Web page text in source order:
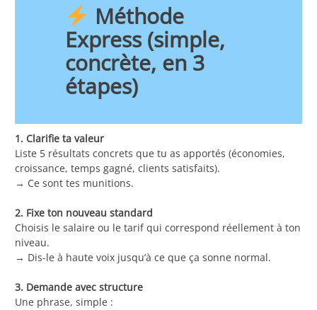
Méthode
Express (simple,
concrète, en 3
étapes)
1. Clarifie ta valeur
Liste 5 résultats concrets que tu as apportés (économies,
croissance, temps gagné, clients satisfaits).
→ Ce sont tes munitions.
2. Fixe ton nouveau standard
Choisis le salaire ou le tarif qui correspond réellement à ton
niveau.
→ Dis-le à haute voix jusqu’à ce que ça sonne normal.
3. Demande avec structure
Une phrase, simple :